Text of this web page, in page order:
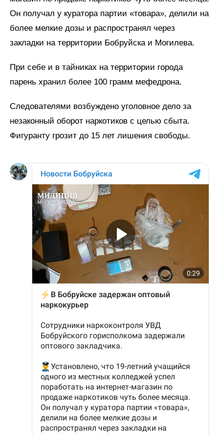
Он получал у куратора партии «товара», делили на
более мелкие дозы и распространял через
закладки на территории Бобруйска и Могилева.
При себе и в тайниках на территории города
парень хранил более 100 грамм мефедрона.
Следователями возбуждено уголовное дело за
незаконный оборот наркотиков с целью сбыта.
Фигуранту грозит до 15 лет лишения свободы.